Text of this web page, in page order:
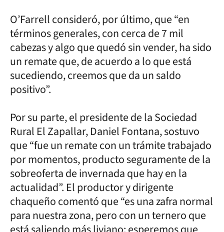
O’Farrell consideró, por último, que “en
términos generales, con cerca de 7 mil
cabezas y algo que quedó sin vender, ha sido
un remate que, de acuerdo a lo que está
sucediendo, creemos que da un saldo
positivo”.
Por su parte, el presidente de la Sociedad
Rural El Zapallar, Daniel Fontana, sostuvo
que “fue un remate con un trámite trabajado
por momentos, producto seguramente de la
sobreoferta de invernada que hay en la
actualidad”. El productor y dirigente
chaqueño comentó que “es una zafra normal
para nuestra zona, pero con un ternero que